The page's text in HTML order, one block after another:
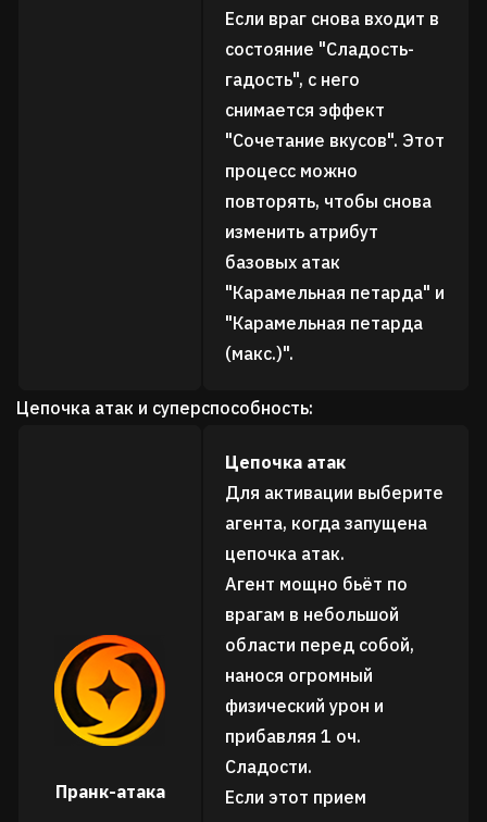
Если враг снова входит в
состояние "Сладость-
гадость", с него
снимается эффект
"Сочетание вкусов". Этот
процесс можно
повторять, чтобы снова
изменить атрибут
базовых атак
"Карамельная петарда" и
"Карамельная петарда
(макс.)".
Цепочка атак и суперспособность:
Пранк-атака
Цепочка атак
Для активации выберите
агента, когда запущена
цепочка атак.
Агент мощно бьёт по
врагам в небольшой
области перед собой,
нанося огромный
физический урон и
прибавляя 1 оч.
Сладости.
Если этот прием